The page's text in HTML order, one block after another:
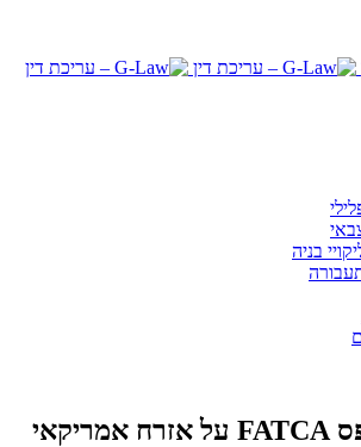
בניה
איך משפיע טופס FATCA על אזרח אמריקאי